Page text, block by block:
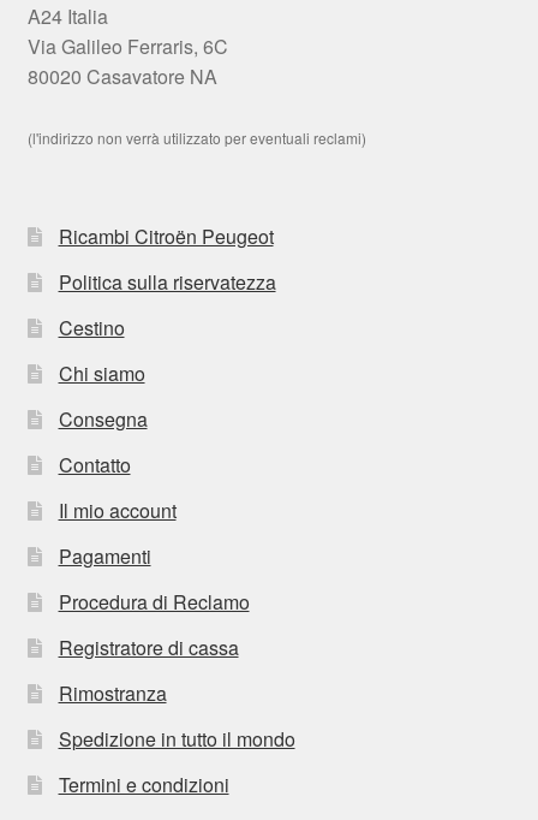
A24 Italia
Via Galileo Ferraris, 6C
80020 Casavatore NA
(l'indirizzo non verrà utilizzato per eventuali reclami)
Ricambi Citroën Peugeot
Politica sulla riservatezza
Cestino
Chi siamo
Consegna
Contatto
Il mio account
Pagamenti
Procedura di Reclamo
Registratore di cassa
Rimostranza
Spedizione in tutto il mondo
Termini e condizioni